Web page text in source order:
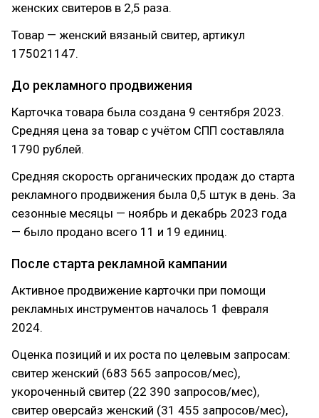
женских свитеров в 2,5 раза.
Товар — женский вязаный свитер, артикул
175021147.
До рекламного продвижения
Карточка товара была создана 9 сентября 2023.
Средняя цена за товар с учётом СПП составляла
1790 рублей.
Средняя скорость органических продаж до старта
рекламного продвижения была 0,5 штук в день. За
сезонные месяцы — ноябрь и декабрь 2023 года
— было продано всего 11 и 19 единиц.
После старта рекламной кампании
Активное продвижение карточки при помощи
рекламных инструментов началось 1 февраля
2024.
Оценка позиций и их роста по целевым запросам:
свитер женский (683 565 запросов/мес),
укороченный свитер (22 390 запросов/мес),
свитер оверсайз женский (31 455 запросов/мес),